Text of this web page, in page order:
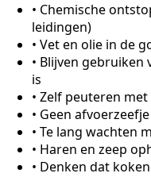
• Chemische
leidingen)
• Vet en olie in de
• Blijven gebruiken
is
• Zelf peuteren
• Geen
• Te lang wachten
• Haren en zeep
• Denken dat